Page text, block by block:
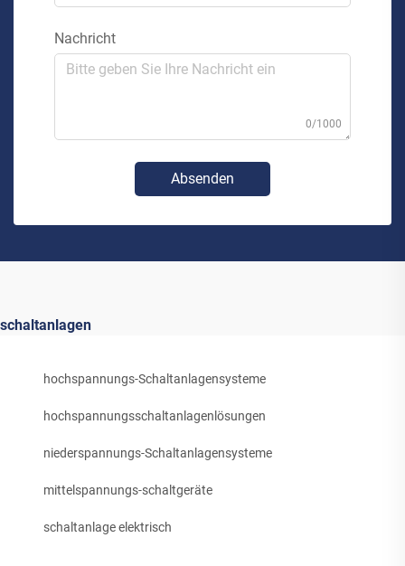
Nachricht
0/1000
Absenden
schaltanlagen
hochspannungs-Schaltanlagensysteme
hochspannungsschaltanlagenlösungen
niederspannungs-Schaltanlagensysteme
mittelspannungs-schaltgeräte
schaltanlage elektrisch